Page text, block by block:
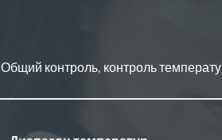
Общий контроль, контроль